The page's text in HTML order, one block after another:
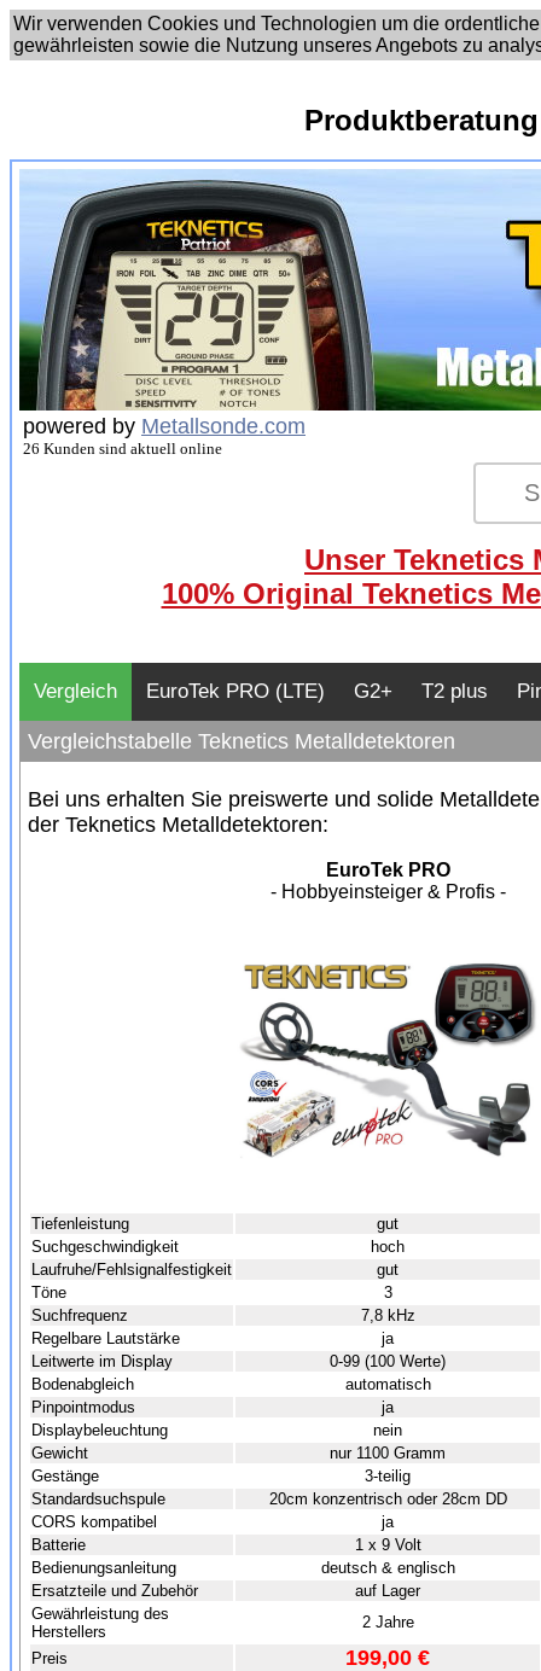
Wir verwenden Cookies und Technologien um die
gewährleisten sowie die Nutzung unseres Angebots zu
powered by Metallsonde.com
26 Kunden sind aktuell online
Unser Teknetics
100% Original Teknetics
Vergleich EuroTek PRO (LTE) G2+ T2 plus
Vergleichstabelle Teknetics Metalldetektoren
Bei uns erhalten Sie preiswerte und solide
der Teknetics Metalldetektoren:
EuroTek PRO
- Hobbyeinsteiger & Profis -
Tiefenleistung
gut
Suchgeschwindigkeit
hoch
Laufruhe/Fehlsignalfestigkeit
gut
Töne
3
Suchfrequenz
7,8 kHz
Regelbare Lautstärke
ja
Leitwerte im Display
0-99 (100 Werte)
Bodenabgleich
automatisch
Pinpointmodus
ja
Displaybeleuchtung
nein
Gewicht
nur 1100 Gramm
Gestänge
3-teilig
Standardsuchspule
20cm konzentrisch oder 28cm DD
CORS kompatibel
ja
Batterie
1 x 9 Volt
Bedienungsanleitung
deutsch & englisch
Ersatzteile und Zubehör
auf Lager
Gewährleistung des
Herstellers
2 Jahre
Preis
199,00 €